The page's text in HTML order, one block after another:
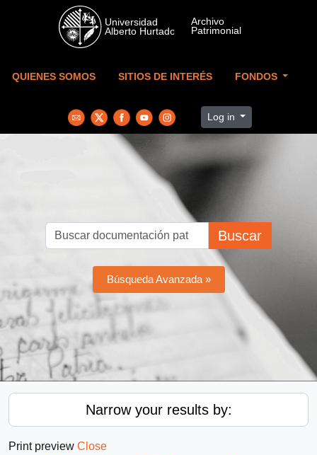
Skip to main content
QUIENES SOMOS SITIOS DE INTERÉS FONDOS
Log in
Buscar
Búsqueda Avanzada »
Narrow your results by:
Print preview Close